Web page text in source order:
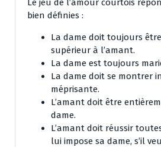
Le jeu de l’amour courtois
bien définies :
La dame doit toujours
supérieur à l’amant.
La dame est toujours
La dame doit se montrer
méprisante.
L’amant doit être
dame.
L’amant doit réussir
lui impose sa dame, s’il